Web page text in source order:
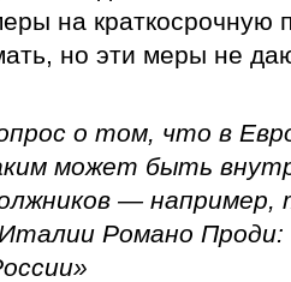
на краткосрочную
но эти меры не
о том, что в
может быть
— например,
Романо Проди: